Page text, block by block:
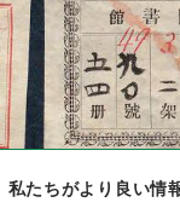
私たちがより良い情